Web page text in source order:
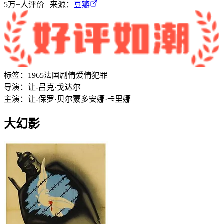
5万+人评价 | 来源： 豆瓣
标签： 1965法国 剧情爱情犯罪
导演： 让-吕克·戈达尔
主演： 让-保罗·贝尔蒙多安娜·卡里娜
大幻影